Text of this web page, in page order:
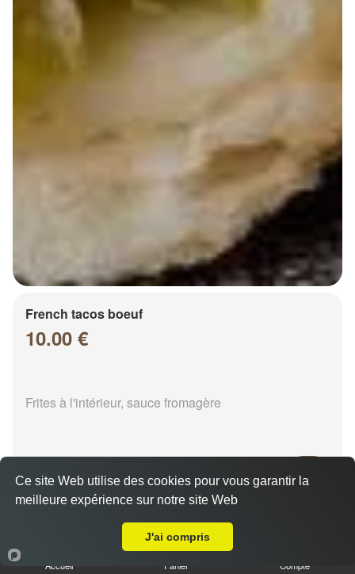
French tacos boeuf
10.00 €
Frites à l'intérieur, sauce fromagère
Accueil Panier Compte
Ce site Web utilise des cookies pour vous garantir la
meilleure expérience sur notre site Web
J'ai compris